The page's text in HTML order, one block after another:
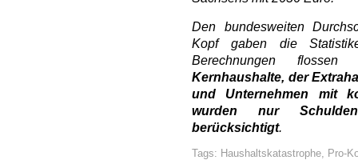
Den bundesweiten
Kopf gaben die
Berechnungen
Kernhaushalte, der
und Unternehmen mit
wurden nur
berücksichtigt.
Tags: Haushaltskatastrophe, Pro-